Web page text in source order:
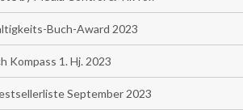
Buch-Award 2023
Kompass 1. Hj. 2023
September 2023